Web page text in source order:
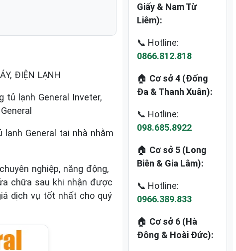
ĐIỆN LẠNH
tủ lạnh General Inveter,
General tại nhà nhằm
nghiệp, năng động,
chữa sau khi nhận được
dịch vụ tốt nhất cho quý
Giấy & Nam Từ
Liêm):
📞 Hotline:
0866.812.818
🏠 Cơ sở 4 (Đống
Đa & Thanh Xuân):
📞 Hotline:
098.685.8922
🏠 Cơ sở 5 (Long
Biên & Gia Lâm):
📞 Hotline:
0966.389.833
🏠 Cơ sở 6 (Hà
Đông & Hoài Đức):